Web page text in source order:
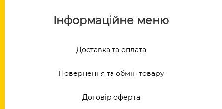
Інформаційне меню
Доставка та оплата
Повернення та обмін товару
Договір оферта